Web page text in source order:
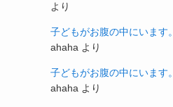
より
子どもがお腹の中にいます。
ahaha より
子どもがお腹の中にいます。
ahaha より